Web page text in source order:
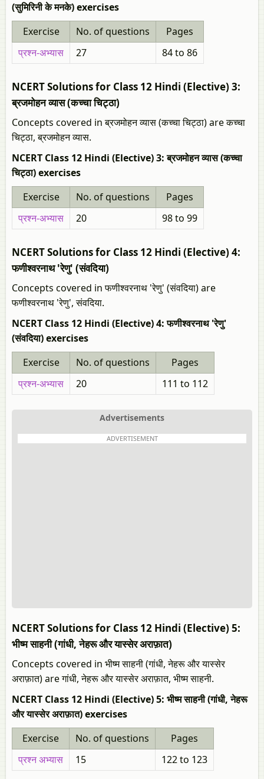
(सुमिरिनी के मनके) exercises
Exercise
No. of questions
Pages
प्रश्न-अभ्यास
27 84 to 86
NCERT Solutions for Class 12 Hindi (Elective) 3:
ब्रजमोहन व्यास (कच्चा चिट्ठा)
Concepts covered in ब्रजमोहन व्यास (कच्चा चिट्ठा) are कच्चा
चिट्ठा, ब्रजमोहन व्यास.
NCERT Class 12 Hindi (Elective) 3: ब्रजमोहन व्यास (कच्चा
चिट्ठा) exercises
Exercise
No. of questions
Pages
प्रश्न-अभ्यास
20 98 to 99
NCERT Solutions for Class 12 Hindi (Elective) 4:
फणीश्वरनाथ 'रेणु' (संवदिया)
Concepts covered in फणीश्वरनाथ 'रेणु' (संवदिया) are
फणीश्वरनाथ 'रेणु', संवदिया.
NCERT Class 12 Hindi (Elective) 4: फणीश्वरनाथ 'रेणु'
(संवदिया) exercises
Exercise
No. of questions
Pages
प्रश्न-अभ्यास
20 111 to 112
Advertisements
ADVERTISEMENT
NCERT Solutions for Class 12 Hindi (Elective) 5:
भीष्म साहनी (गांधी, नेहरू और यास्सेर अराफ़ात)
Concepts covered in भीष्म साहनी (गांधी, नेहरू और यास्सेर
अराफ़ात) are गांधी, नेहरू और यास्सेर अराफ़ात, भीष्म साहनी.
NCERT Class 12 Hindi (Elective) 5: भीष्म साहनी (गांधी, नेहरू
और यास्सेर अराफ़ात) exercises
Exercise
No. of questions
Pages
प्रश्न अभ्यास
15 122 to 123